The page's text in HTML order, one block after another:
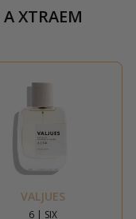
AXTRAEM
VALJUES
6 | SIX